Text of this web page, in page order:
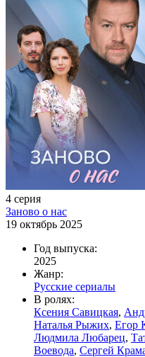
4 серия
Заново о нас
19 октябрь 2025
Год выпуска:
2025
Жанр:
Русские сериалы
В ролях:
Ксения Савицкая,
Наталья Рыжих, Егор
Людмила Любарец,
Воевода, Сергей